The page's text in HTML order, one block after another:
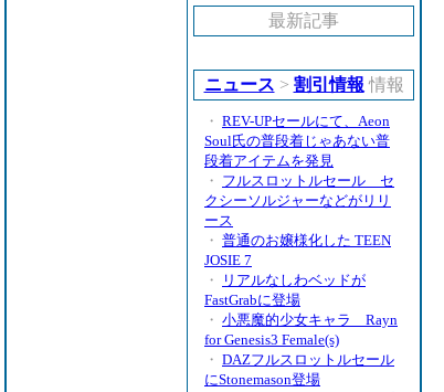
最新記事
ニュース > 割引情報 情報
・ REV-UPセールにて、Aeon
Soul氏の普段着じゃあない普
段着アイテムを発見
・ フルスロットルセール セ
クシーソルジャーなどがリリ
ース
・ 普通のお嬢様化した TEEN
JOSIE 7
・
リアルなしわベッドが
FastGrabに登場
・ 小悪魔的少女キャラ Rayn
for Genesis3 Female(s)
・ DAZフルスロットルセール
にStonemason登場